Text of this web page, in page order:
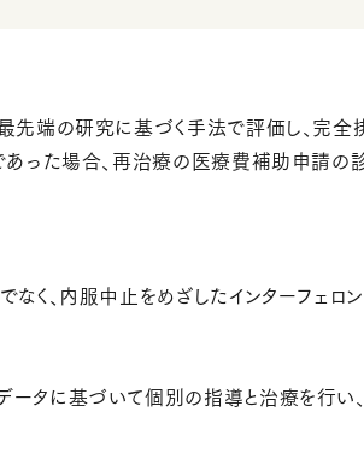
先端の研究に基づく手法で評価し、完全
あった場合、再治療の医療費補助申請
く、内服中止をめざしたインターフェロ
タに基づいて個別の指導と治療を行い